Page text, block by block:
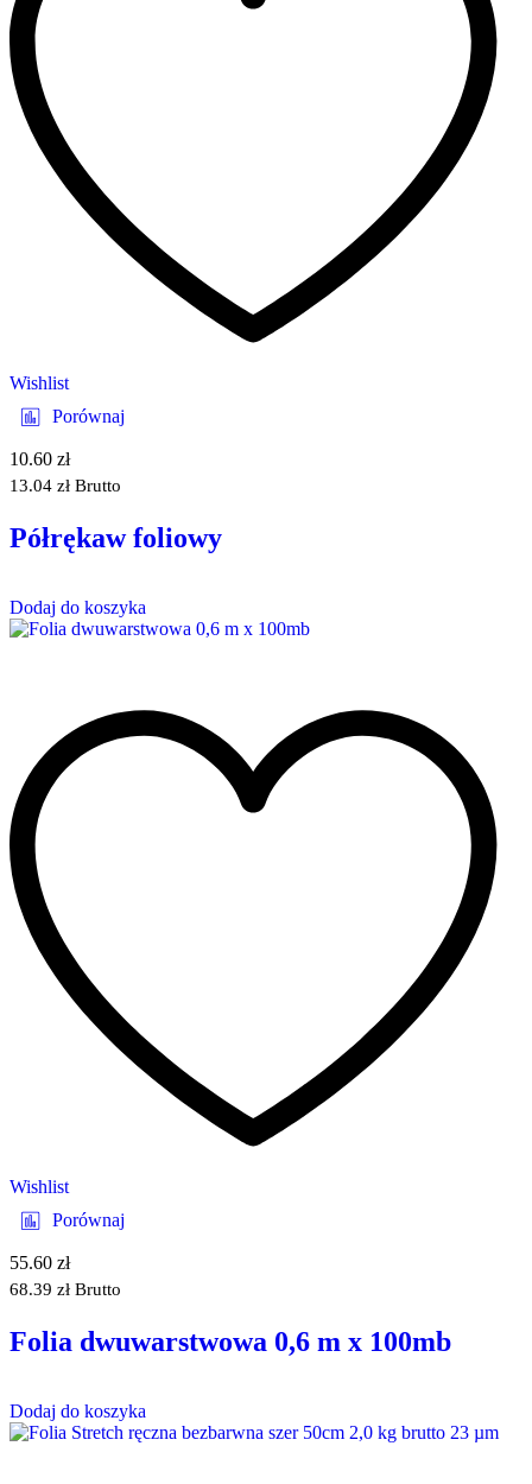
Wishlist
Porównaj
10.60 zł
13.04 zł Brutto
Półrękaw foliowy
Dodaj do koszyka
Wishlist
Porównaj
55.60 zł
68.39 zł Brutto
Folia dwuwarstwowa 0,6 m x 100mb
Dodaj do koszyka